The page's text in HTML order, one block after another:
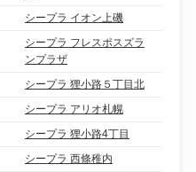
シープラ イオン上磯
シープラ フレスポスズラ
ンプラザ
シープラ 狸小路５丁目北
シープラ アリオ札幌
シープラ 狸小路4丁目
シープラ 西條稚内